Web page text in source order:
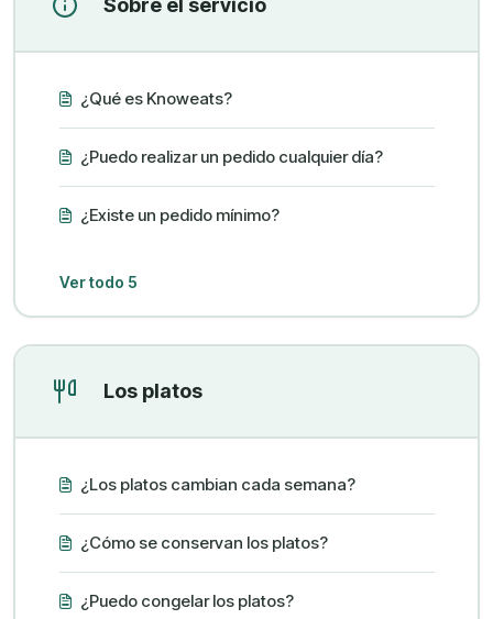
Sobre el servicio
¿Qué es Knoweats?
¿Puedo realizar un pedido cualquier día?
¿Existe un pedido mínimo?
Ver todo 5
Los platos
¿Los platos cambian cada semana?
¿Cómo se conservan los platos?
¿Puedo congelar los platos?